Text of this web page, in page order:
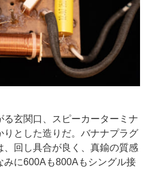
る玄関口、スピーカーターミナ
りとした造りだ。バナナプラグ
、回し具合が良く、真鍮の質感
みに600Aも800Aもシングル接